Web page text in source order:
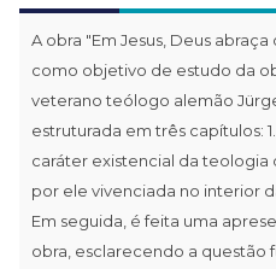
A obra "Em Jesus, Deus
como objetivo de estudo da
veterano teólogo alemão
estruturada em três capítulos:
caráter existencial da teologia
por ele vivenciada no interior
Em seguida, é feita uma
obra, esclarecendo a questão